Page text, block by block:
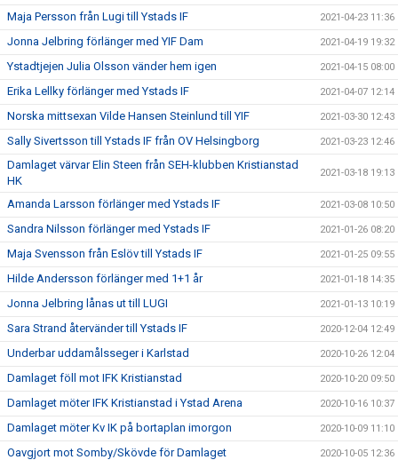
Maja Persson från Lugi till Ystads IF 2021-04-23 11:36
Jonna Jelbring förlänger med YIF Dam 2021-04-19 19:32
Ystadtjejen Julia Olsson vänder hem igen 2021-04-15 08:00
Erika Lellky förlänger med Ystads IF 2021-04-07 12:14
Norska mittsexan Vilde Hansen Steinlund till YIF 2021-03-30 12:43
Sally Sivertsson till Ystads IF från OV Helsingborg 2021-03-23 12:46
Damlaget värvar Elin Steen från SEH-klubben Kristianstad
HK
2021-03-18 19:13
Amanda Larsson förlänger med Ystads IF 2021-03-08 10:50
Sandra Nilsson förlänger med Ystads IF 2021-01-26 08:20
Maja Svensson från Eslöv till Ystads IF 2021-01-25 09:55
Hilde Andersson förlänger med 1+1 år 2021-01-18 14:35
Jonna Jelbring lånas ut till LUGI 2021-01-13 10:19
Sara Strand återvänder till Ystads IF 2020-12-04 12:49
Underbar uddamålsseger i Karlstad 2020-10-26 12:04
Damlaget föll mot IFK Kristianstad 2020-10-20 09:50
Damlaget möter IFK Kristianstad i Ystad Arena 2020-10-16 10:37
Damlaget möter Kv IK på bortaplan imorgon 2020-10-09 11:10
Oavgjort mot Somby/Skövde för Damlaget 2020-10-05 12:36